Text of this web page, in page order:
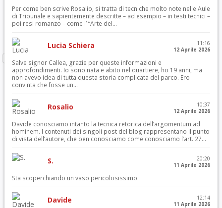
Per come ben scrive Rosalio, si tratta di tecniche molto note nelle Aule
di Tribunale e sapientemente descritte – ad esempio – in testi tecnici –
poi resi romanzo – come l’ “Arte del...
Lucia Schiera
11:16
12 Aprile 2026
Salve signor Callea, grazie per queste informazioni e
approfondimenti. Io sono nata e abito nel quartiere, ho 19 anni, ma
non avevo idea di tutta questa storia complicata del parco. Ero
convinta che fosse un...
Rosalio
10:37
12 Aprile 2026
Davide conosciamo intanto la tecnica retorica dell’argomentum ad
hominem. I contenuti dei singoli post del blog rappresentano il punto
di vista dell’autore, che ben conosciamo come conosciamo l’art. 27...
S.
20:20
11 Aprile 2026
Sta scoperchiando un vaso pericolosissimo.
Davide
12:14
11 Aprile 2026